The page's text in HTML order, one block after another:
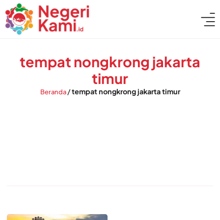
tempat nongkrong jakarta
timur
Beranda/tempat nongkrong jakarta timur